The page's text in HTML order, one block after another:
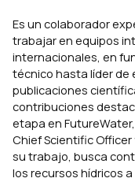
Es un colaborador
trabajar en equipos
internacionales, en
técnico hasta líder de
publicaciones
contribuciones
etapa en
Chief Scientific Officer
su trabajo, busca
los recursos hídricos a